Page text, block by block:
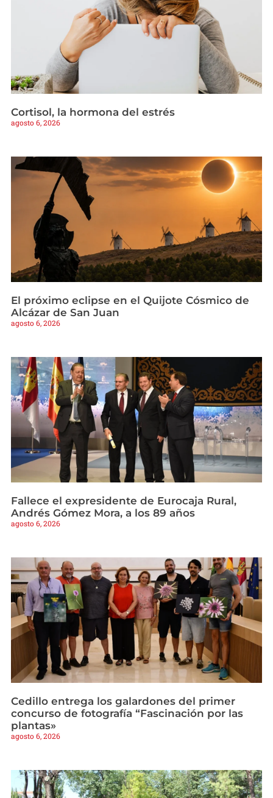
Cortisol, la hormona del estrés
agosto 6, 2026
El próximo eclipse en el Quijote Cósmico de
Alcázar de San Juan
agosto 6, 2026
Fallece el expresidente de Eurocaja Rural,
Andrés Gómez Mora, a los 89 años
agosto 6, 2026
Cedillo entrega los galardones del primer
concurso de fotografía “Fascinación por las
plantas»
agosto 6, 2026